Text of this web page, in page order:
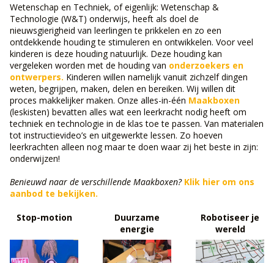
Wetenschap en Techniek, of eigenlijk: Wetenschap &
Technologie (W&T) onderwijs, heeft als doel de
nieuwsgierigheid van leerlingen te prikkelen en zo een
ontdekkende houding te stimuleren en ontwikkelen. Voor veel
kinderen is deze houding natuurlijk. Deze houding kan
vergeleken worden met de houding van onderzoekers en
ontwerpers. Kinderen willen namelijk vanuit zichzelf dingen
weten, begrijpen, maken, delen en bereiken. Wij willen dit
proces makkelijker maken. Onze alles-in-één Maakboxen
(leskisten) bevatten alles wat een leerkracht nodig heeft om
techniek en technologie in de klas toe te passen. Van materialen
tot instructievideo’s en uitgewerkte lessen. Zo hoeven
leerkrachten alleen nog maar te doen waar zij het beste in zijn:
onderwijzen!
Benieuwd naar de verschillende Maakboxen? Klik hier om ons
aanbod te bekijken.
Stop-motion
Duurzame
energie
Robotiseer je
wereld